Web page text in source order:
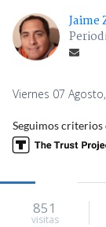
Jaime
Viernes 07
Seguimos criterios
851
visitas